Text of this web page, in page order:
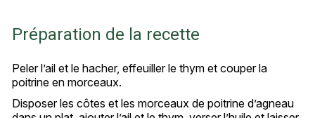
Préparation de la recette
Peler l’ail et le hacher, effeuiller le thym et couper la
poitrine en morceaux.
Disposer les côtes et les morceaux de poitrine d’agneau